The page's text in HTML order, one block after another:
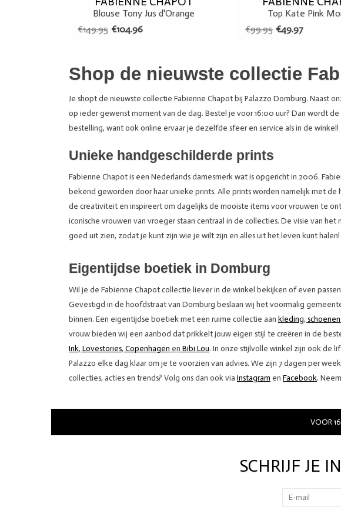
Blouse Tony Jus d'Orange
€149.95 €104.96
Top Kate Pink
€99.95 €49.97
Shop de nieuwste collectie
Je shopt de nieuwste collectie Fabienne Chapot bij Palazzo Domburg. Naast
op ieder gewenst moment van de dag. Bestel je voor 16:00 uur? Dan wordt
bestelling, want ook online ervaar je dezelfde sfeer en service als in de winkel!
Unieke handgeschilderde prints
Fabienne Chapot is een Nederlands damesmerk wat is opgericht in 2006.
bekend geworden door haar unieke prints. Alle prints worden namelijk met
de creativiteit en inspireert om dagelijks de mooiste items voor vrouwen te
iconische vrouwen van vroeger staan centraal in de collecties. De visie van
goed uit zien, zodat je kunt zijn wie je wilt zijn en alles uit het leven kunt halen!
Eigentijdse boetiek in Domburg
Wil je de Fabienne Chapot collectie liever in de winkel bekijken of even
Gevestigd in de hoofdstraat van Domburg beslaan wij het voormalig
binnen. Een eigentijdse boetiek met een ruime collectie aan kleding, schoenen
vrouw bieden wij een aanbod dat prikkelt jouw eigen stijl te creëren in de
Ink, Lovestories, Copenhagen en Bibi Lou. In onze stijlvolle winkel zijn ook de
Palazzo elke dag klaar om je te voorzien van advies. We zijn 7 dagen per
collecties, acties en trends? Volg ons dan ook via Instagram en Facebook.
VOOR
SCHRIJF JE